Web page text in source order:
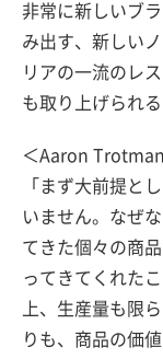
非常に新しいブ
み出す、新しい
リアの一流のレ
も取り上げられ
＜Aaron
「まず大前提と
いません。なぜ
てきた個々の商
ってきてくれた
上、生産量も限
りも、商品の価